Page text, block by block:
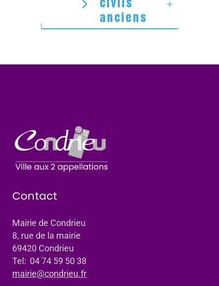
anciens
Contact
Mairie de Condrieu
8, rue de la mairie
69420 Condrieu
Tel: 04 74 59 50 38
mairie@condrieu.fr